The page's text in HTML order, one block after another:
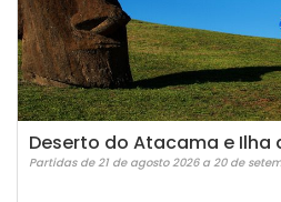
Deserto do Atacama e Ilha
Partidas de 21 de agosto 2026 a 20 de